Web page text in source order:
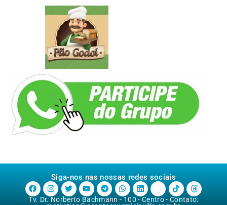
Siga-nos nas nossas redes sociais
Tv. Dr. Norberto Bachmann - 100 - Centro - Contato: